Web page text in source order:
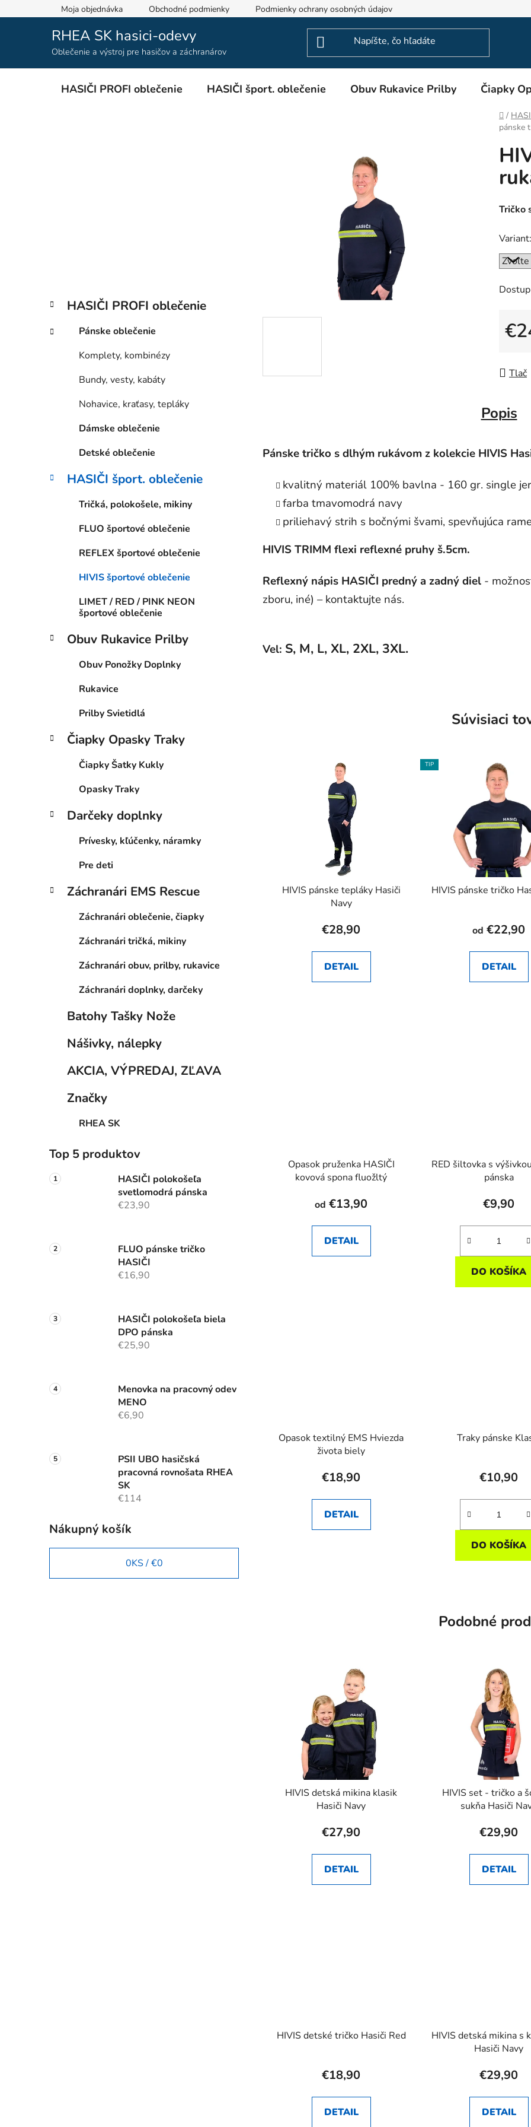
na
Moja objednávka Obchodné podmienky Podmienky ochrany osobných údajov
RHEA SK hasici-odevy
Oblečenie a výstroj pre hasičov a záchranárov
HASIČI PROFI oblečenie HASIČI šport. oblečenie Obuv Rukavice Prilby Čiapky
Domov
/
pánske
Preskočiť
kategórie
K
a
e
HASIČI PROFI oblečenie
Pánske oblečenie
Komplety, kombinézy
Bundy, vesty, kabáty
Nohavice, kraťasy, tepláky
Dámske oblečenie
Detské oblečenie
HASIČI šport. oblečenie
Tričká, polokošele, mikiny
FLUO športové oblečenie
REFLEX športové oblečenie
HIVIS športové oblečenie
LIMET / RED / PINK NEON
športové oblečenie
Obuv Rukavice Prilby
Obuv Ponožky Doplnky
Rukavice
Prilby Svietidlá
Čiapky Opasky Traky
Čiapky Šatky Kukly
Opasky Traky
Darčeky doplnky
Prívesky, kľúčenky, náramky
Pre deti
Záchranári EMS Rescue
Záchranári oblečenie, čiapky
Záchranári tričká, mikiny
Záchranári obuv, prilby, rukavice
Záchranári doplnky, darčeky
Batohy Tašky Nože
Nášivky, nálepky
AKCIA, VÝPREDAJ, ZĽAVA
Značky
RHEA SK
Top 5 produktov
HASIČI polokošeľa
svetlomodrá pánska
€23,90
FLUO pánske tričko
HASIČI
€16,90
HASIČI polokošeľa biela
DPO pánska
€25,90
Menovka na pracovný odev
MENO
€6,90
PSII UBO hasičská
pracovná rovnošata RHEA
SK
€114
Nákupný košík
0KS /€0
Tričko
Variant:
Tlač
Popis
Pánske tričko s dlhým rukávom z kolekcie HIVIS
kvalitný materiál 100% bavlna - 160 gr. single
farba tmavomodrá navy
priliehavý strih s bočnými švami, spevňujúca
HIVIS TRIMM flexi reflexné pruhy š.5cm.
Reflexný nápis HASIČI predný a zadný diel -
zboru, iné) – kontaktujte nás.
Vel: S, M, L, XL, 2XL, 3XL.
Súvisiaci
HIVIS pánske tepláky Hasiči
Navy
€28,90
DETAIL
TIP
HIVIS pánske tričko
od €22,90
DETAIL
Opasok pruženka HASIČI
kovová spona fluožltý
od €13,90
DETAIL
RED šiltovka s
pánska
€9,90
DO KOŠÍKA
Opasok textilný EMS Hviezda
života biely
€18,90
DETAIL
Traky pánske
€10,90
DO KOŠÍKA
Podobné
HIVIS detská mikina klasik
Hasiči Navy
€27,90
DETAIL
HIVIS set - tričko a
sukňa Hasiči
€29,90
DETAIL
HIVIS detské tričko Hasiči Red
€18,90
DETAIL
HIVIS detská mikina s
Hasiči Navy
€29,90
DETAIL